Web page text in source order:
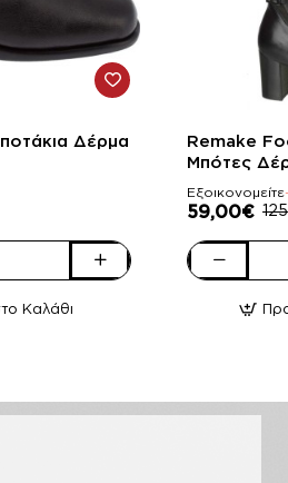
Δέρμα
Καλάθι
-53%
Remake
Μπότες
Εξοικονομείτε
59,00€
Remake
Γυναικείες